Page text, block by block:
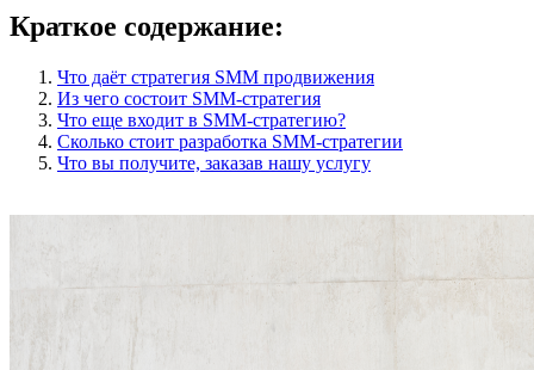
Краткое содержание:
Что даёт стратегия SMM продвижения
Из чего состоит SMM-стратегия
Что еще входит в SMM-стратегию?
Сколько стоит разработка SMM-стратегии
Что вы получите, заказав нашу услугу